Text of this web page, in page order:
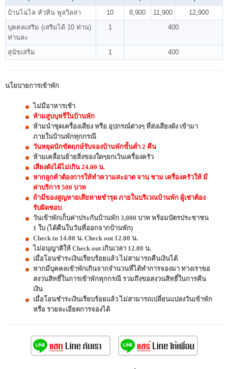
บ้านไฉไล หัวหิน พูลวิลล่า
10 8,900 11,900
12,900
บุคคลเสริม (เสริมได้ 10 ท่าน)
ท่านละ
1 400
สุนัขเสริม 1 400
นโยบายการเข้าพัก
ไม่มีอาหารเช้า
ห้ามสูบบุหรี่ในบ้านพัก
ห้ามนำชุดเครื่องเสียง หรือ อุปกรณ์ต่างๆ ที่ส่งเสียงดัง เข้ามา
ภายในบ้านพักทุกกรณี
วันหยุดนักขัตฤกษ์รับจองบ้านพักขั้นต่ำ 2 คืน
ห้ามเคลื่อนย้ายสิ่งของใดๆยกเว้นเครื่องครัว
เสียงดังได้ไม่เกิน 24.00 น.
หากลูกค้าต้องการให้ทำความสะอาด จาน ชาม เครื่องครัวให้ มี
ค่าบริการ 500 บาท
ถ้ามีของสูญหายเสียหายชำรุด ภายในบริเวณบ้านพัก ผู้เช่าต้อง
รับผิดชอบ
วันเข้าพักเก็บค่าประกันบ้านพัก 3,000 บาท พร้อมบัตรประชาชน
1 ใบ (ได้คืนในวันที่ออกจากบ้านพัก)
Check in 14.00 น. Check out 12.00 น.
ไม่อนุญาติให้ Check out เกินเวลา 12.00 น.
เมื่อโอนชำระเงินเรียบร้อยแล้ว ไม่สามารถคืนเงินได้
หากมีบุคคลเข้าพักเกินจากจำนวนที่ได้ทำการจองมา ทางเราขอ
สงวนสิทธิ์ในการเข้าพักทุกกรณี รวมถึงขอสงวนสิทธิ์ในการคืน
เงิน
เมื่อโอนชำระเงินเรียบร้อยแล้ว ไม่สามารถเปลี่ยนแปลงวันเข้าพัก
หรือ รายละเอียดการจองได้